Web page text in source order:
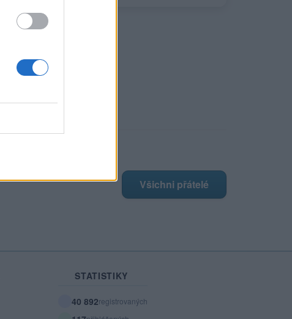
Moje Já
Všichni přátelé
STATISTIKY
40 892registrovaných